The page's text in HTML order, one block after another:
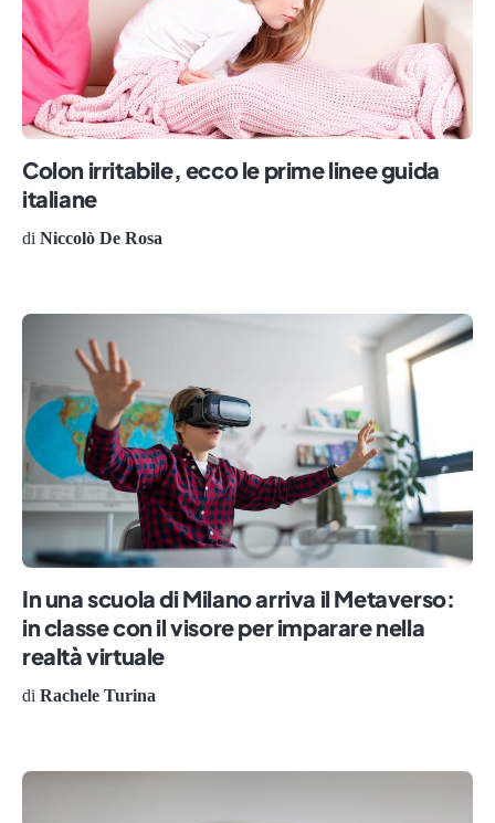
Colon irritabile, ecco le prime linee guida
italiane
di Niccolò De Rosa
In una scuola di Milano arriva il Metaverso:
in classe con il visore per imparare nella
realtà virtuale
di Rachele Turina